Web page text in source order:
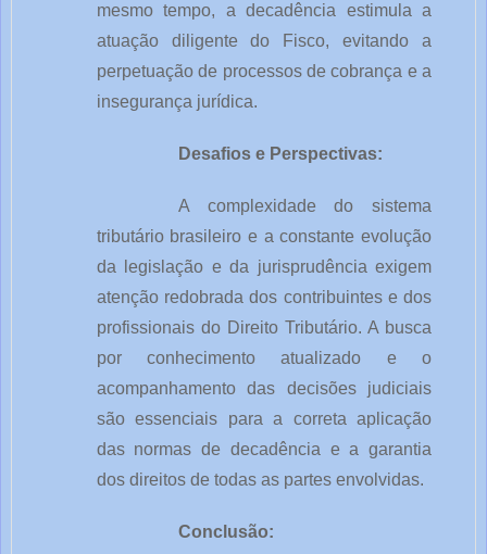
mesmo tempo, a decadência estimula a
atuação diligente do Fisco, evitando a
perpetuação de processos de cobrança e a
insegurança jurídica.
Desafios e Perspectivas:
A complexidade do sistema
tributário brasileiro e a constante evolução
da legislação e da jurisprudência exigem
atenção redobrada dos contribuintes e dos
profissionais do Direito Tributário. A busca
por conhecimento atualizado e o
acompanhamento das decisões judiciais
são essenciais para a correta aplicação
das normas de decadência e a garantia
dos direitos de todas as partes envolvidas.
Conclusão: